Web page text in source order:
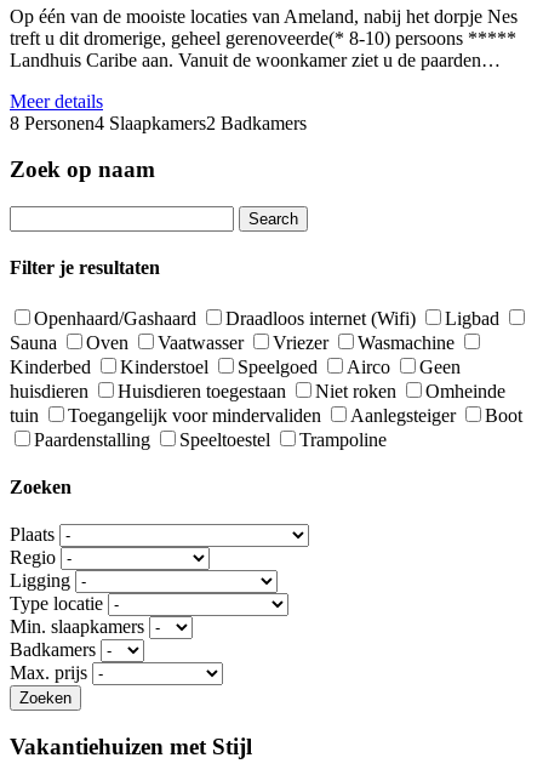
Op één van de mooiste locaties van Ameland, nabij het dorpje Nes
treft u dit dromerige, geheel gerenoveerde(* 8-10) persoons *****
Landhuis Caribe aan. Vanuit de woonkamer ziet u de paarden…
Meer details
8 Personen4 Slaapkamers2 Badkamers
Zoek op naam
for:
Filter je resultaten
Openhaard/Gashaard Draadloos internet (Wifi)
Ligbad
Sauna
Oven Vaatwasser Vriezer
Wasmachine
Kinderbed
Kinderstoel Speelgoed Airco
Geen
huisdieren
Huisdieren toegestaan Niet roken
Omheinde
tuin
Toegangelijk voor mindervaliden Aanlegsteiger
Boot
Paardenstalling
Speeltoestel Trampoline
Zoeken
Plaats
Regio
Ligging
Type locatie
Min. slaapkamers
Badkamers
Max. prijs
Vakantiehuizen met Stijl